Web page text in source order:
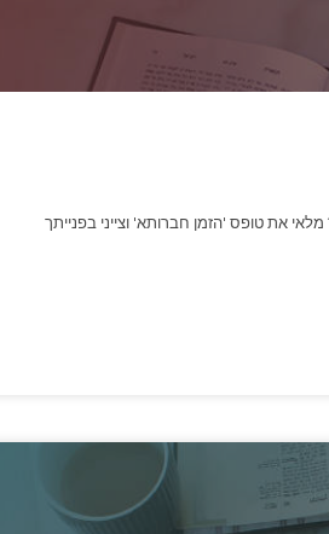
את טופס 'הזמן חברותא' וצייני בפנייתך